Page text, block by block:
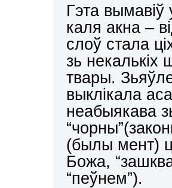
Гэта вымавіў
каля акна –
слоў стала
зь некалькіх
твары.
выклікала
неабыякава
(былы мент)
Божа,
“пеўнем”).